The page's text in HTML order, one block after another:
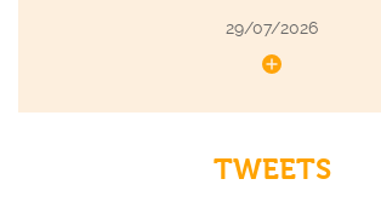
29/07/2026
TWEETS